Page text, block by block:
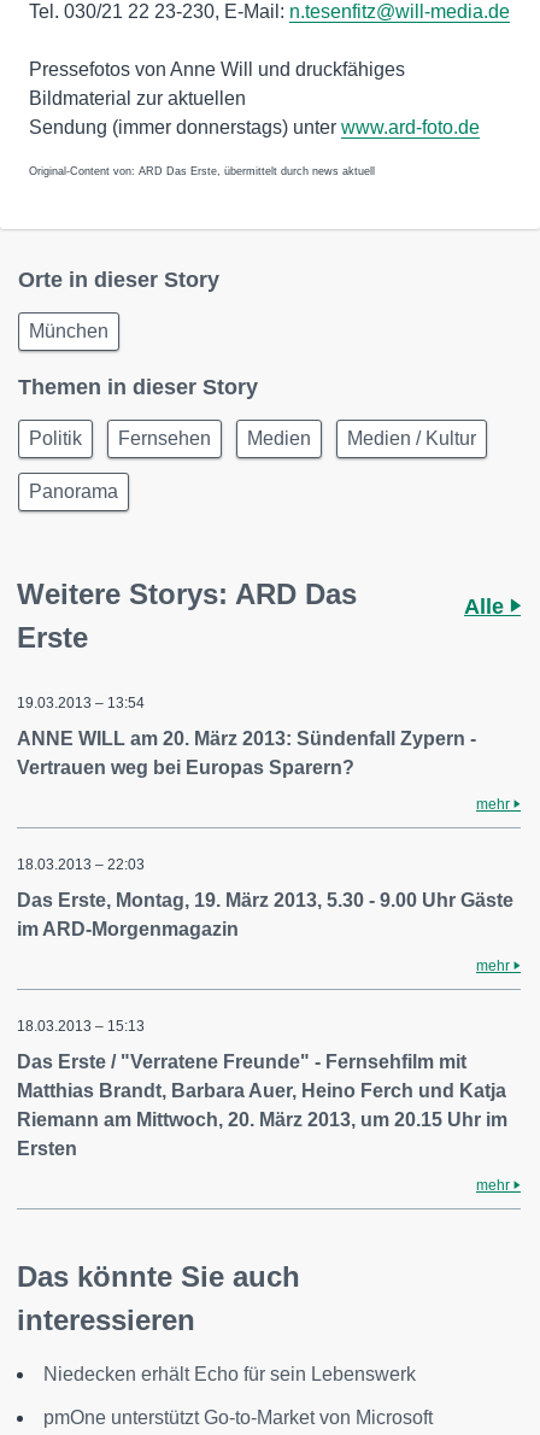
Tel. 030/21 22 23-230, E-Mail: n.tesenfitz@will-media.de
Pressefotos von Anne Will und druckfähiges
Bildmaterial zur aktuellen
Sendung (immer donnerstags) unter www.ard-foto.de
Original-Content von: ARD Das Erste, übermittelt durch news aktuell
Orte in dieser Story
München
Themen in dieser Story
Politik Fernsehen Medien Medien / Kultur
Panorama
Weitere Storys: ARD Das
Erste
Alle
19.03.2013 – 13:54
ANNE WILL am 20. März 2013: Sündenfall Zypern -
Vertrauen weg bei Europas Sparern?
mehr
18.03.2013 – 22:03
Das Erste, Montag, 19. März 2013, 5.30 - 9.00 Uhr Gäste
im ARD-Morgenmagazin
mehr
18.03.2013 – 15:13
Das Erste / "Verratene Freunde" - Fernsehfilm mit
Matthias Brandt, Barbara Auer, Heino Ferch und Katja
Riemann am Mittwoch, 20. März 2013, um 20.15 Uhr im
Ersten
mehr
Das könnte Sie auch
interessieren
Niedecken erhält Echo für sein Lebenswerk
pmOne unterstützt Go-to-Market von Microsoft